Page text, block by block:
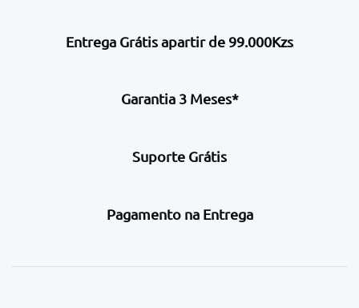
Entrega Grátis apartir de 99.000Kzs
Garantia 3 Meses*
Suporte Grátis
Pagamento na Entrega